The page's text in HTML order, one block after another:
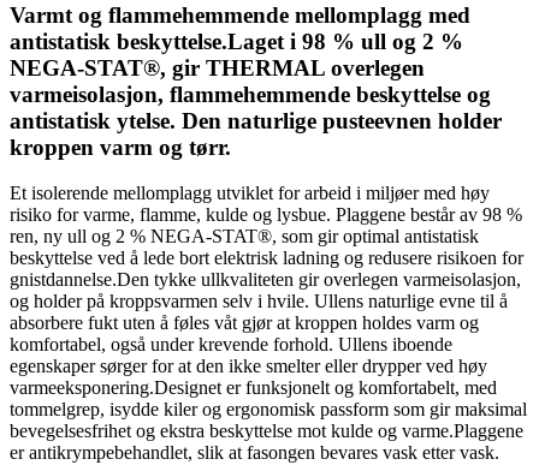
Varmt og flammehemmende mellomplagg med
antistatisk beskyttelse.Laget i 98 % ull og 2 %
NEGA-STAT®, gir THERMAL overlegen
varmeisolasjon, flammehemmende beskyttelse og
antistatisk ytelse. Den naturlige pusteevnen holder
kroppen varm og tørr.
Et isolerende mellomplagg utviklet for arbeid i miljøer med høy
risiko for varme, flamme, kulde og lysbue. Plaggene består av 98 %
ren, ny ull og 2 % NEGA-STAT®, som gir optimal antistatisk
beskyttelse ved å lede bort elektrisk ladning og redusere risikoen for
gnistdannelse.Den tykke ullkvaliteten gir overlegen varmeisolasjon,
og holder på kroppsvarmen selv i hvile. Ullens naturlige evne til å
absorbere fukt uten å føles våt gjør at kroppen holdes varm og
komfortabel, også under krevende forhold. Ullens iboende
egenskaper sørger for at den ikke smelter eller drypper ved høy
varmeeksponering.Designet er funksjonelt og komfortabelt, med
tommelgrep, isydde kiler og ergonomisk passform som gir maksimal
bevegelsesfrihet og ekstra beskyttelse mot kulde og varme.Plaggene
er antikrympebehandlet, slik at fasongen bevares vask etter vask.